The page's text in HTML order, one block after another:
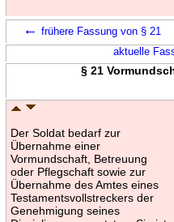
← frühere Fassung von § 21
aktuelle
§ 21
Der Soldat bedarf zur
Übernahme einer
Vormundschaft, Betreuung
oder Pflegschaft sowie zur
Übernahme des Amtes eines
Testamentsvollstreckers der
Genehmigung seines